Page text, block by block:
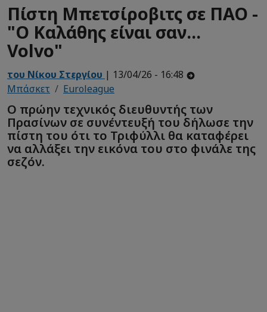
Πίστη Μπετσίροβιτς σε ΠΑΟ -
"Ο Καλάθης είναι σαν...
Volvo"
του Νίκου Στεργίου | 13/04/26 - 16:48
Μπάσκετ
Euroleague
Ο πρώην τεχνικός διευθυντής των
Πρασίνων σε συνέντευξή του δήλωσε την
πίστη του ότι το Τριφύλλι θα καταφέρει
να αλλάξει την εικόνα του στο φινάλε της
σεζόν.